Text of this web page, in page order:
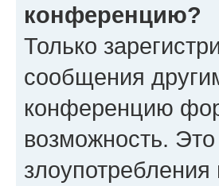
конференцию?
Только
сообщения
конференцию
возможность.